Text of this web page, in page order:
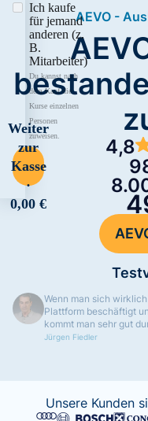
Ich kaufe
für jemand
anderen (z.
B.
Mitarbeiter)
Du kannst nach
dem Kauf die
Kurse einzelnen
Personen
zuweisen.
Weiter
zur
Kasse
·
0,00 €
AEVO -
4,8
Wenn man sich
Plattform beschäftigt
kommt man sehr gut
Jürgen Fiedler
Unsere Kunden